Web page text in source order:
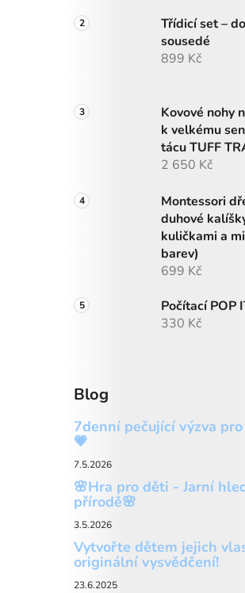
Třídicí set –
sousedé
899 Kč
Kovové nohy
k velkému
tácu TUFF
2 650 Kč
Montessori
duhové
kuličkami a
barev)
699 Kč
Počítací POP
330 Kč
Blog
7denní pečující výzva
💗
7.5.2026
🌸Hra pro děti - Jarní
přírodě🌸
3.5.2026
Vytvořte dětem jejich
originální vysvědčení!
23.6.2025